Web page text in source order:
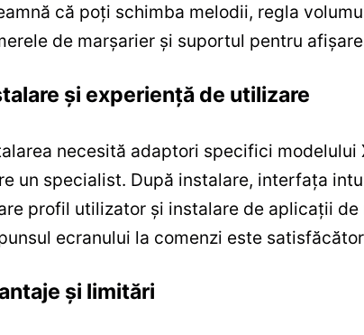
că poți schimba melodii, regla
de marșarier și suportul pentru
și experiență de utilizare
necesită adaptori specifici
un specialist. După instalare, interfața
profil utilizator și instalare de aplicații
ecranului la comenzi este
și limitări